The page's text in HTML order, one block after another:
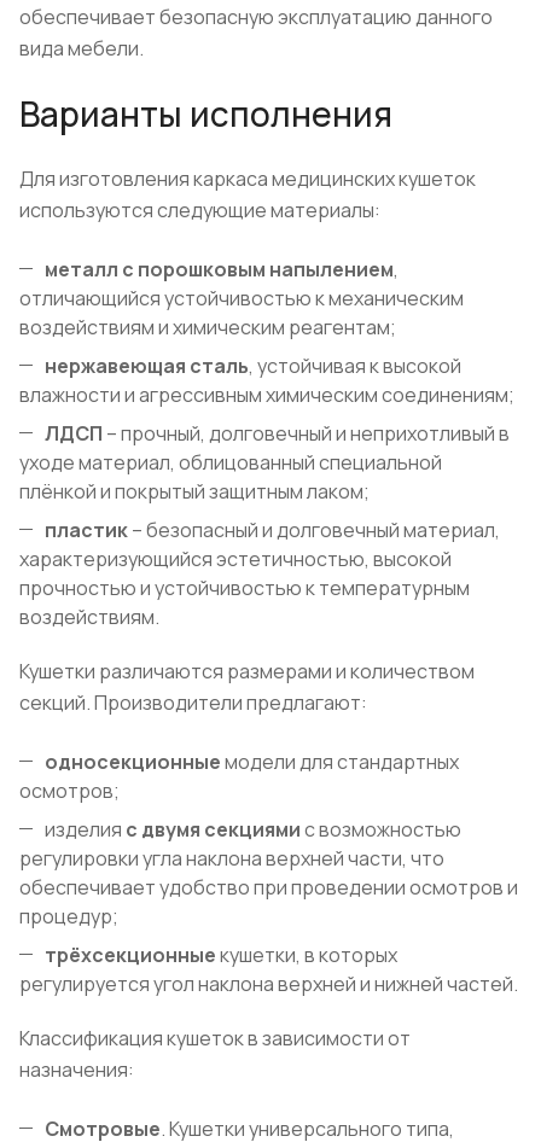
обеспечивает безопасную эксплуатацию данного
вида мебели.
Варианты исполнения
Для изготовления каркаса медицинских кушеток
используются следующие материалы:
металл с порошковым напылением,
отличающийся устойчивостью к механическим
воздействиям и химическим реагентам;
нержавеющая сталь, устойчивая к высокой
влажности и агрессивным химическим соединениям;
ЛДСП – прочный, долговечный и неприхотливый в
уходе материал, облицованный специальной
плёнкой и покрытый защитным лаком;
пластик– безопасный и долговечный материал,
характеризующийся эстетичностью, высокой
прочностью и устойчивостью к температурным
воздействиям.
Кушетки различаются размерами и количеством
секций. Производители предлагают:
односекционныемодели для стандартных
осмотров;
изделия с двумя секциямис возможностью
регулировки угла наклона верхней части, что
обеспечивает удобство при проведении осмотров и
процедур;
трёхсекционныекушетки, в которых
регулируется угол наклона верхней и нижней частей.
Классификация кушеток в зависимости от
назначения:
Смотровые. Кушетки универсального типа,